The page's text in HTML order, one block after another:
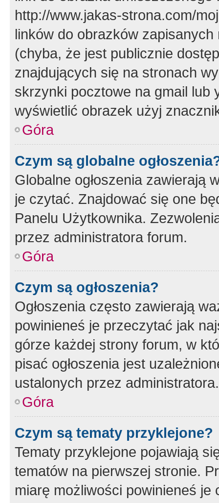
http://www.jakas-strona.com/
linków do obrazków
(chyba, że jest publicznie
znajdujących się na stronach
skrzynki pocztowe na gmail lub
wyświetlić obrazek użyj
Góra
Czym są globalne
Globalne ogłoszenia zawierają
je czytać. Znajdować się one
Panelu Użytkownika.
przez administratora forum.
Góra
Czym są ogłoszenia?
Ogłoszenia często zawierają
powinieneś je przeczytać jak
górze każdej strony forum, w
pisać ogłoszenia jest
ustalonych przez administratora.
Góra
Czym są tematy przyklejone?
Tematy przyklejone pojawiają
tematów na pierwszej stronie.
miarę możliwości powinieneś je